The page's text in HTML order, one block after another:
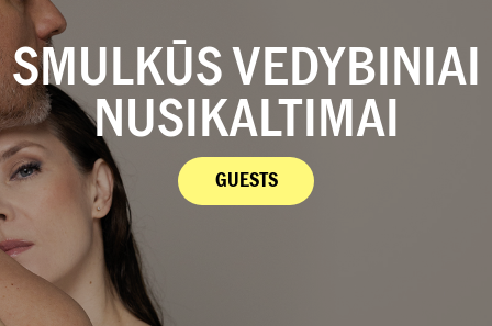
SMULKŪS VEDYBINIAI
NUSIKALTIMAI
GUESTS